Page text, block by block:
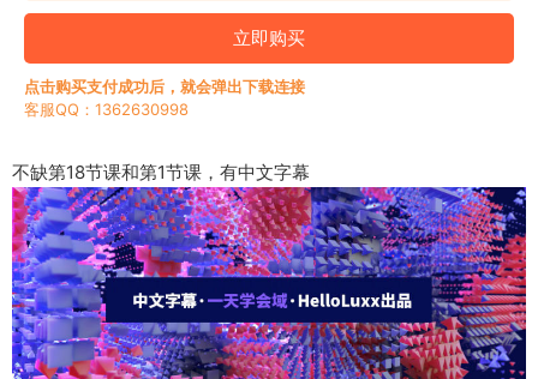
立即购买
点击购买支付成功后，就会弹出下载连接
客服QQ：1362630998
不缺第18节课和第1节课，有中文字幕